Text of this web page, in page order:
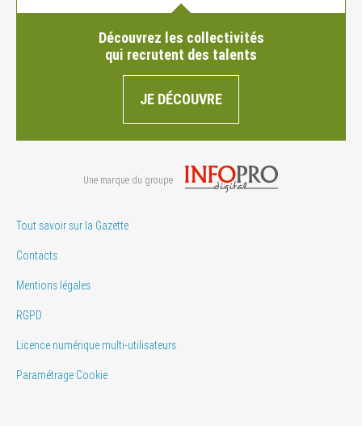
Découvrez les collectivités
qui recrutent des talents
JE DÉCOUVRE
Une marque du groupe
Tout savoir sur la Gazette
Contacts
Mentions légales
RGPD
Licence numérique multi-utilisateurs
Paramétrage Cookie